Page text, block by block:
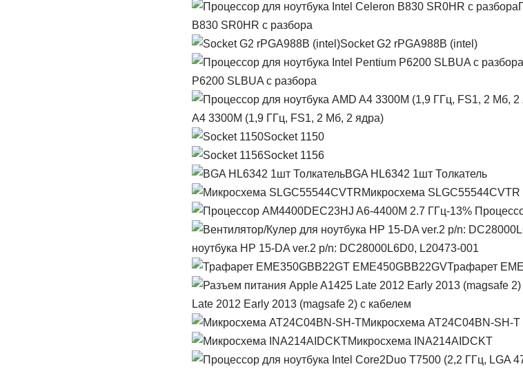
B830 SR0HR с разбора
Socket G2 rPGA988В (intel)
P6200 SLBUA с разбора
A4 3300M (1,9 ГГц, FS1, 2 Мб, 2 ядра)
Socket 1150
Socket 1156
BGA HL6342 1шт Толкатель
Микросхема SLGC55544CVTR
-13%
ноутбука HP 15-DA ver.2 p/n: DC28000L6D0, L20473-001
Трафарет
Late 2012 Early 2013 (magsafe 2) с кабелем
Микросхема AT24C04BN-SH-T
Микросхема INA214AIDCKT